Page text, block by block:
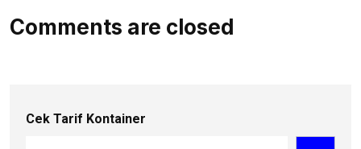
Comments are closed
Cek Tarif Kontainer